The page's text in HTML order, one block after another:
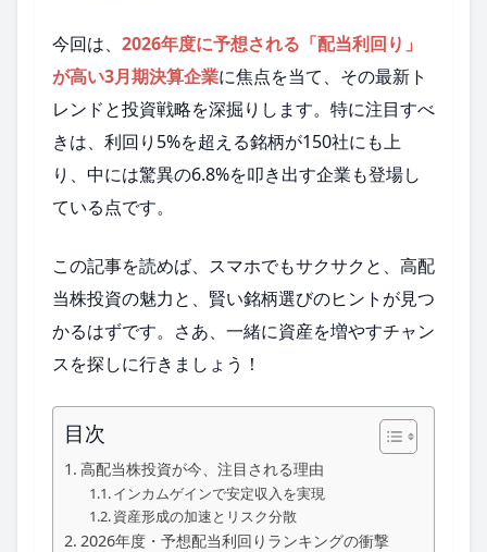
今回は、 2026年度に予想される「配当利回り」
が高い3月期決算企業に焦点を当て、その最新ト
レンドと投資戦略を深掘りします。特に注目すべ
きは、利回り5%を超える銘柄が150社にも上
り、中には驚異の6.8%を叩き出す企業も登場し
ている点です。
この記事を読めば、スマホでもサクサクと、高配
当株投資の魅力と、賢い銘柄選びのヒントが見つ
かるはずです。さあ、一緒に資産を増やすチャン
スを探しに行きましょう！
目次
高配当株投資が今、注目される理由
インカムゲインで安定収入を実現
資産形成の加速とリスク分散
2026年度・予想配当利回りランキングの衝撃